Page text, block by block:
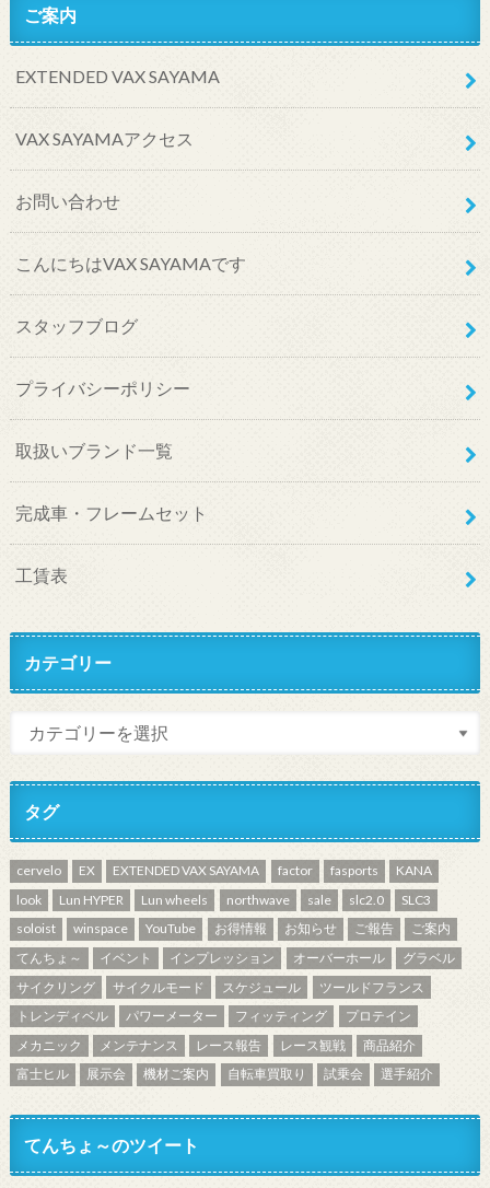
ご案内
EXTENDED VAX SAYAMA
VAX SAYAMAアクセス
お問い合わせ
こんにちはVAX SAYAMAです
スタッフブログ
プライバシーポリシー
取扱いブランド一覧
完成車・フレームセット
工賃表
カテゴリー
タグ
cervelo EX EXTENDED VAX SAYAMA factor fasports
KANA
look
Lun HYPER Lun wheels northwave sale slc2.0
SLC3
soloist
winspace YouTube お得情報 お知らせ ご報告
ご案内
てんちょ～
イベント インプレッション オーバーホール
グラベル
サイクリング
サイクルモード スケジュール
ツールドフランス
トレンディベル
パワーメーター フィッティング
プロテイン
メカニック
メンテナンス レース報告 レース観戦
商品紹介
富士ヒル
展示会 機材ご案内 自転車買取り 試乗会 選手紹介
てんちょ～のツイート